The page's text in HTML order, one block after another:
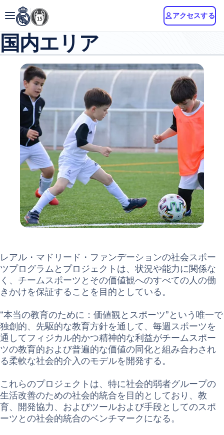
アクセスする
国内エリア
レアル・マドリード・ファンデーションの社会スポー
ツプログラムとプロジェクトは、状況や能力に関係な
く、チームスポーツとその価値観へのすべての人の働
きかけを保証することを目的としている。
“本当の教育のために：価値観とスポーツ”という唯一で
独創的、先駆的な教育方針を通して、毎週スポーツを
通してフィジカル的かつ精神的な利益がチームスポー
ツの教育的および普遍的な価値の同化と組み合わされ
る柔軟な社会的介入のモデルを開発する。
これらのプロジェクトは、特に社会的弱者グループの
生活改善のための社会的統合を目的としており、教
育、開発協力、およびツールおよび手段としてのスポ
ーツとの社会的統合のベンチマークになる。